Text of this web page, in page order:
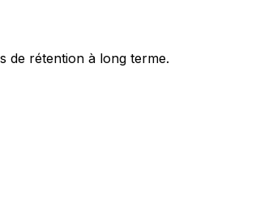
de rétention à long terme.